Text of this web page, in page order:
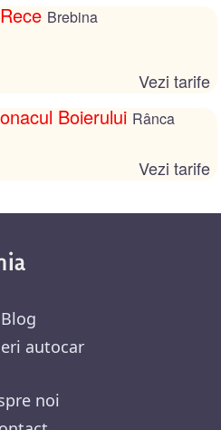
Brebina
Vezi tarife
Boierului Rânca
Vezi tarife
Blog
autocar
noi